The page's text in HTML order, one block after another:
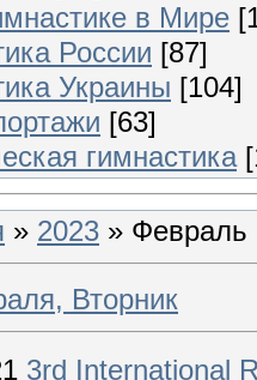
в Мире
России [87]
Украины [104]
[63]
гимнастика
» 2023 » Февраль
Вторник
3rd International